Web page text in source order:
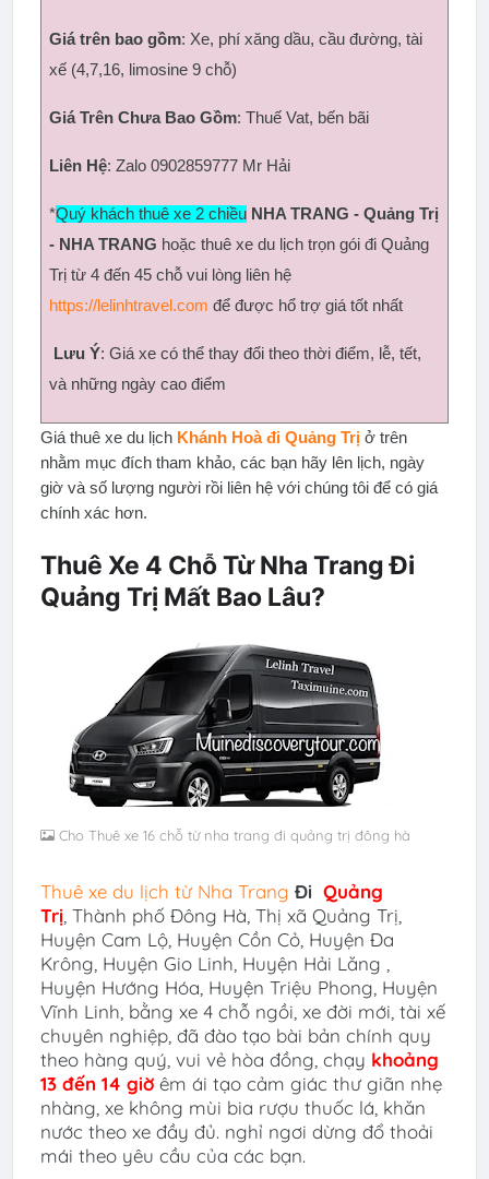
Giá trên bao gồm: Xe, phí xăng dầu, cầu đường, tài
xế (4,7,16, limosine 9 chỗ)
Giá Trên Chưa Bao Gồm: Thuế Vat, bến bãi
Liên Hệ: Zalo 0902859777 Mr Hải
*Quý khách thuê xe 2 chiều NHA TRANG - Quảng Trị
- NHA TRANG hoặc thuê xe du lịch trọn gói đi Quảng
Trị
từ 4 đến 45 chỗ vui lòng liên hệ
https://lelinhtravel.com để được hổ trợ giá tốt nhất
Lưu Ý: Giá xe có thể thay đổi theo thời điểm, lễ, tết,
và những ngày cao điểm
Giá thuê xe du lịch Khánh Hoà đi Quảng Trị ở trên
nhằm mục đích tham khảo, các bạn hãy lên lịch, ngày
giờ và số lượng người rồi liên hệ với chúng tôi để có giá
chính xác hơn.
Thuê Xe 4 Chỗ Từ Nha Trang Đi
Quảng Trị Mất Bao Lâu?
Cho Thuê xe 16 chỗ từ nha trang đi quảng trị đông hà
Thuê xe du lịch từ Nha Trang Đi Quảng
Trị Thành phố Đông Hà, Thị xã Quảng Trị,
Huyện Cam Lộ, Huyện Cồn Cỏ, Huyện Đa
Krông, Huyện Gio Linh, Huyện Hải Lăng ,
Huyện Hướng Hóa, Huyện Triệu Phong, Huyện
Vĩnh Linh bằng xe 4 chỗ ngồi, xe đời mới, tài xế
chuyên nghiệp, đã đào tạo bài bản chính quy
theo hàng quý, vui vẻ hòa đồng, chạy khoảng
13 đến 14 giờêm ái tạo cảm giác thư giãn nhẹ
nhàng, xe không mùi bia rượu thuốc lá, khăn
nước theo xe đầy đủ. nghỉ ngơi dừng đổ thoải
mái theo yêu cầu của các bạn.